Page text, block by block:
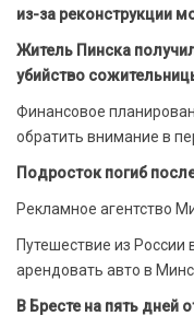
из-за реконструкции
Житель Пинска
убийство
Финансовое
обратить внимание в
Подросток погиб
Рекламное агентство
Путешествие из России
арендовать авто в
В Бресте на пять дней